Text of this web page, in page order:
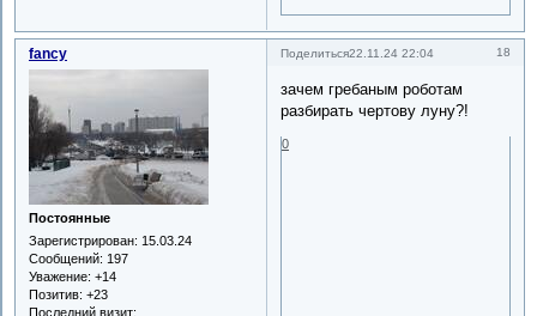
Поделиться 18
22.11.24 22:04
fancy
Постоянные
Зарегистрирован: 15.03.24
Сообщений: 197
Уважение: +14
Позитив: +23
Последний визит:
зачем гребаным роботам
разбирать чертову луну?!
0